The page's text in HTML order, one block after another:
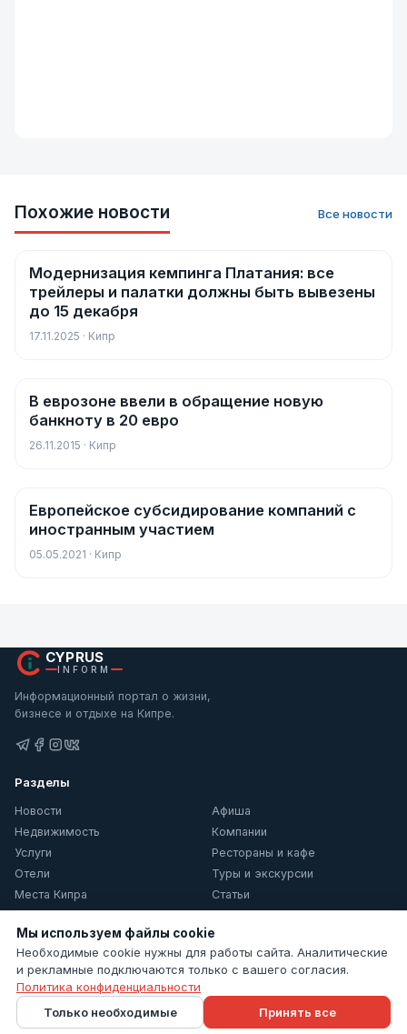
Похожие новости Все новости
Новости
Модернизация кемпинга Платания: все
трейлеры и палатки должны быть вывезены
до 15 декабря
17.11.2025 · Кипр
Новости
В еврозоне ввели в обращение новую
банкноту в 20 евро
26.11.2015 · Кипр
Новости
Европейское субсидирование компаний с
иностранным участием
05.05.2021 · Кипр
CYPRUS
INFORM
Информационный портал о жизни,
бизнесе и отдыхе на Кипре.
Разделы
Новости
Афиша
Недвижимость
Компании
Услуги
Рестораны и кафе
Отели
Туры и экскурсии
Места Кипра
Статьи
Информация
Контакты
Политика конфиденциальности
Настройки cookie
Мы используем файлы cookie
Необходимые cookie нужны для работы сайта. Аналитические
и рекламные подключаются только с вашего согласия.
Политика конфиденциальности
Только необходимые
Принять все